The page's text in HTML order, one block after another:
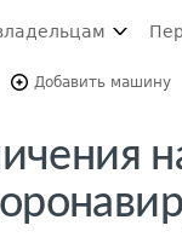
Добавить машину